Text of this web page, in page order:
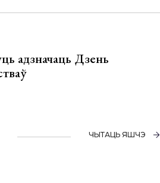
адзначаць Дзень
ЧЫТАЦЬ ЯШЧЭ